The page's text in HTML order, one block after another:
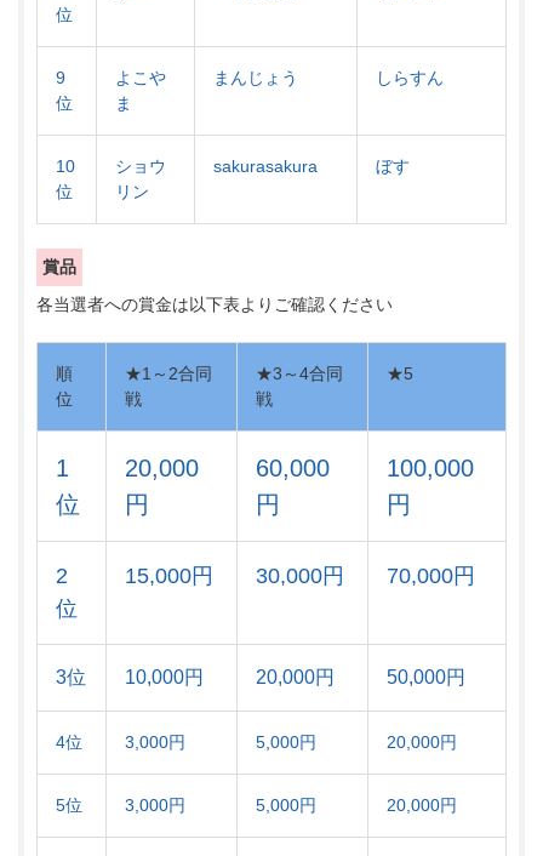
位
9
位
よこや
ま
まんじょう しらすん
10
位
ショウ
リン
sakurasakura ぼす
賞品
各当選者への賞金は以下表よりご確認ください
順
位
★1～2合同
戦
★3～4合同
戦
★5
1
位
20,000
円
60,000
円
100,000
円
2
位
15,000円 30,000円 70,000円
3位 10,000円 20,000円 50,000円
4位 3,000円 5,000円 20,000円
5位 3,000円 5,000円 20,000円